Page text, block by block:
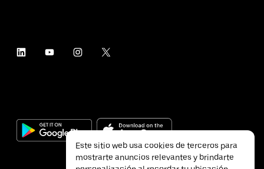
Este sitio web usa cookies de terceros para
mostrarte anuncios relevantes y brindarte